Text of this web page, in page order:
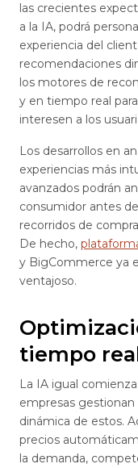
las crecientes
a la IA, podrá
experiencia del
recomendaciones
los motores de
y en tiempo real
interesen a los
Los desarrollos en
experiencias más
avanzados podrán
consumidor antes
recorridos de
De hecho,
y BigCommerce ya
ventajoso.
tiempo
La IA igual
empresas gestionan
dinámica de estos.
precios
la demanda,